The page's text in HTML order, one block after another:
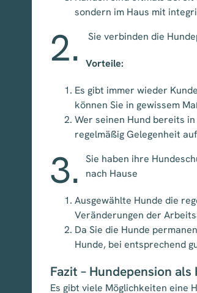
sondern im Haus mit
2. Sie verbinden die
Vorteile:
Es gibt immer wieder
können Sie in gewissem
Wer seinen Hund bereits
regelmäßig Gelegenheit
3.
Sie haben ihre
nach Hause
Ausgewählte Hunde die
Veränderungen der
Da Sie die Hunde
Hunde, bei entsprechend
Fazit – Hundepension
Es gibt viele Möglichkeiten eine